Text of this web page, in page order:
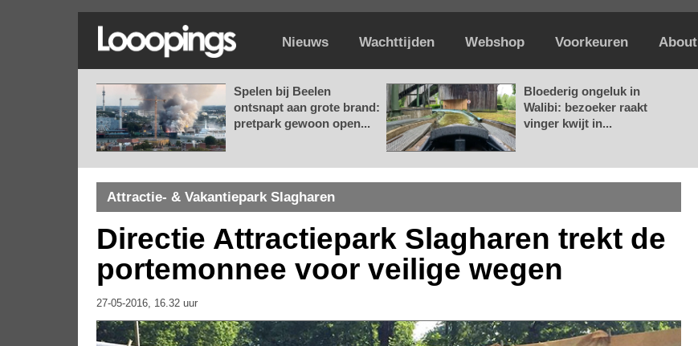
Nieuws Wachttijden Webshop Voorkeuren About
Spelen bij Beelen
ontsnapt aan grote brand:
pretpark gewoon open...
Bloederig ongeluk in
Walibi: bezoeker raakt
vinger kwijt in...
Attractie- & Vakantiepark Slagharen
Directie Attractiepark Slagharen trekt de
portemonnee voor veilige wegen
27-05-2016, 16.32 uur